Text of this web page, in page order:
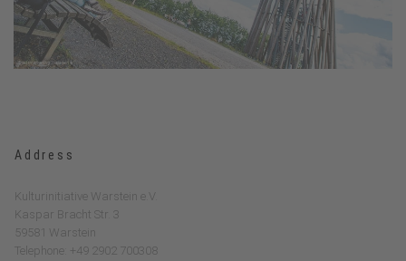
Address
Kulturinitiative Warstein e.V.
Kaspar Bracht Str. 3
59581 Warstein
Telephone: +49 2902 700308